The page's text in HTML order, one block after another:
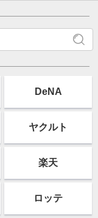
DeNA
ヤクルト
楽天
ロッテ